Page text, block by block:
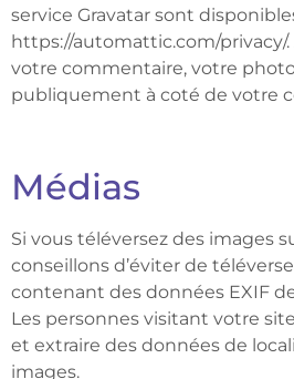
service Gravatar sont
https://automattic.com/privacy/
votre commentaire, votre
publiquement à coté de votre
Médias
Si vous téléversez des images
conseillons d’éviter de
contenant des données EXIF
Les personnes visitant votre
et extraire des données de
images.